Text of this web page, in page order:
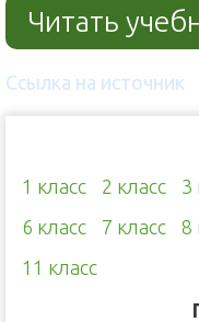
Читать
Ссылка на источник
1 класс
2 класс 3
6 класс
7 класс 8
11 класс